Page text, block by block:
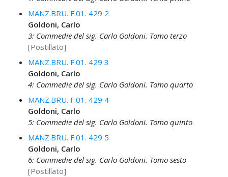
MANZ.BRU. F.01. 429 2
Goldoni, Carlo
3: Commedie del sig. Carlo Goldoni. Tomo terzo
[Postillato]
MANZ.BRU. F.01. 429 3
Goldoni, Carlo
4: Commedie del sig. Carlo Goldoni. Tomo quarto
MANZ.BRU. F.01. 429 4
Goldoni, Carlo
5: Commedie del sig. Carlo Goldoni. Tomo quinto
MANZ.BRU. F.01. 429 5
Goldoni, Carlo
6: Commedie del sig. Carlo Goldoni. Tomo sesto
[Postillato]